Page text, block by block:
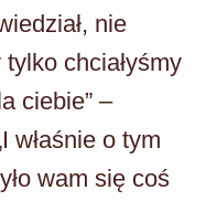
nie
tylko chciałyśmy
ciebie” –
właśnie o tym
wam się coś